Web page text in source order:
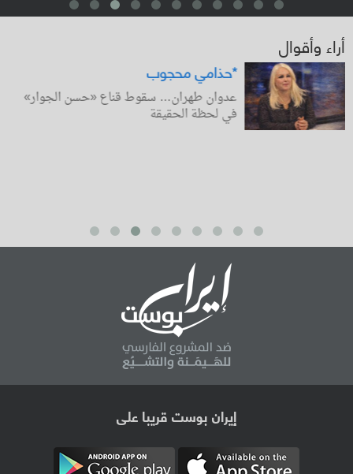
أراء وأقوال
حذامي محجوب*
عدوان طهران… سقوط قناع «حسن الجوار»
في لحظة الحقيقة
إيران بوست قريبا على